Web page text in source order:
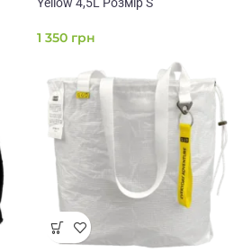
1 350 грн